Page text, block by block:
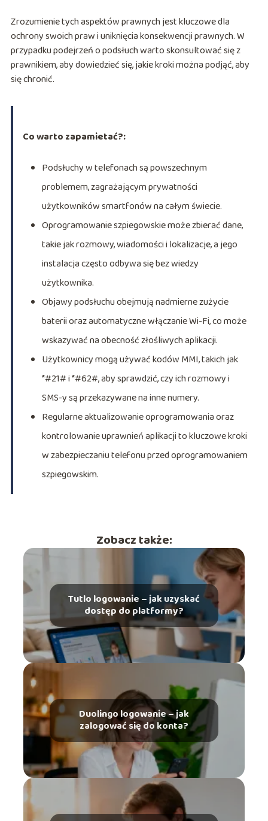
Zrozumienie tych aspektów prawnych jest kluczowe dla
ochrony swoich praw i uniknięcia konsekwencji prawnych. W
przypadku podejrzeń o podsłuch warto skonsultować się z
prawnikiem, aby dowiedzieć się, jakie kroki można podjąć, aby
się chronić.
Co warto zapamietać?:
Podsłuchy w telefonach są powszechnym
problemem, zagrażającym prywatności
użytkowników smartfonów na całym świecie.
Oprogramowanie szpiegowskie może zbierać dane,
takie jak rozmowy, wiadomości i lokalizacje, a jego
instalacja często odbywa się bez wiedzy
użytkownika.
Objawy podsłuchu obejmują nadmierne zużycie
baterii oraz automatyczne włączanie Wi-Fi, co może
wskazywać na obecność złośliwych aplikacji.
Użytkownicy mogą używać kodów MMI, takich jak
*#21# i *#62#, aby sprawdzić, czy ich rozmowy i
SMS-y są przekazywane na inne numery.
Regularne aktualizowanie oprogramowania oraz
kontrolowanie uprawnień aplikacji to kluczowe kroki
w zabezpieczaniu telefonu przed oprogramowaniem
szpiegowskim.
Zobacz także:
Tutlo logowanie – jak uzyskać
dostęp do platformy?
Duolingo logowanie – jak
zalogować się do konta?